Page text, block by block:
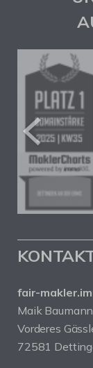
fair-
Maik Baumann
Vorderes
72581